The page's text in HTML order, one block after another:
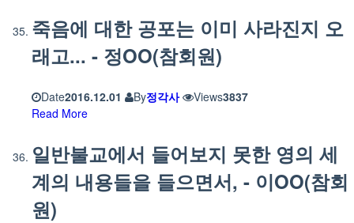
죽음에 대한 공포는 이미 사라진지 오
래고... - 정OO(참회원)
Date2016.12.01 By정각사 Views3837
Read More
일반불교에서 들어보지 못한 영의 세
계의 내용들을 들으면서, - 이OO(참회
원)